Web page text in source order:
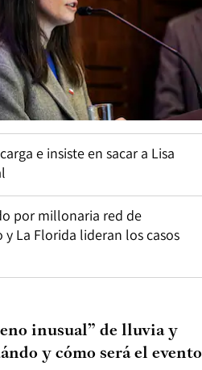
e insiste en sacar a Lisa
por millonaria red de
y La Florida lideran los casos
inusual” de lluvia y
y cómo será el evento